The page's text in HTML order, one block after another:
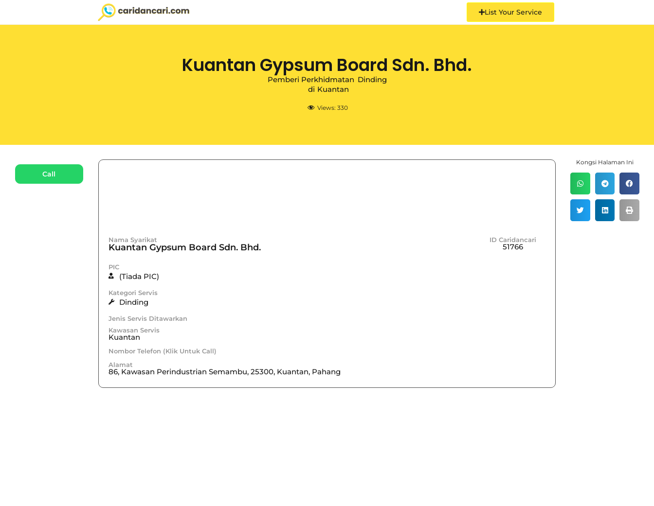
List Your Service
Kuantan Gypsum Board Sdn. Bhd.
Pemberi Perkhidmatan Dinding
di Kuantan
Views: 330
Call
Nama Syarikat
Kuantan Gypsum Board Sdn. Bhd.
ID Caridancari
51766
PIC
(Tiada PIC)
Kategori Servis
Dinding
Jenis Servis Ditawarkan
Kawasan Servis
Kuantan
Nombor Telefon (Klik Untuk Call)
Alamat
86, Kawasan Perindustrian Semambu, 25300, Kuantan, Pahang
Kongsi Halaman Ini